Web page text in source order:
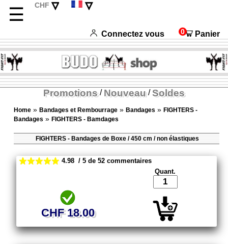
☰ CHF ▿ ▿
Italiano
Español
Connectez vous 0 Panier
Promotions/ Nouveau/Soldes
Home »Bandages et Rembourrage »Bandages »FIGHTERS -
Bandages »FIGHTERS - Bamdages
FIGHTERS - Bandages de Boxe / 450 cm / non élastiques
4.98 / 5 de 52 commentaires
CHF 18.00
Quant.